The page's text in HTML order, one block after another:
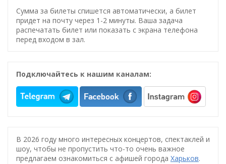
Сумма за билеты спишется автоматически, а билет
придет на почту через 1-2 минуты. Ваша задача
распечатать билет или показать с экрана телефона
перед входом в зал.
Подключайтесь к нашим каналам:
В 2026 году много интересных концертов, спектаклей и
шоу, чтобы не пропустить что-то очень важное
предлагаем ознакомиться с афишей города Харьков.